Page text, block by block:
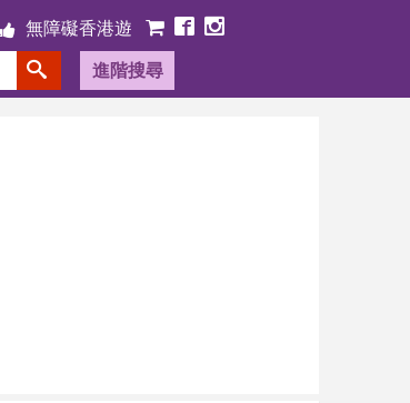
無障礙香港遊
進階搜尋